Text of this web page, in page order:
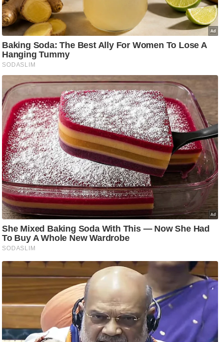
य
प
र
स
मी
क्षा
ध
ज्यो
ति
ष
प्र
भु
म
हि
मा
/
ध
र्म
त्यो
र